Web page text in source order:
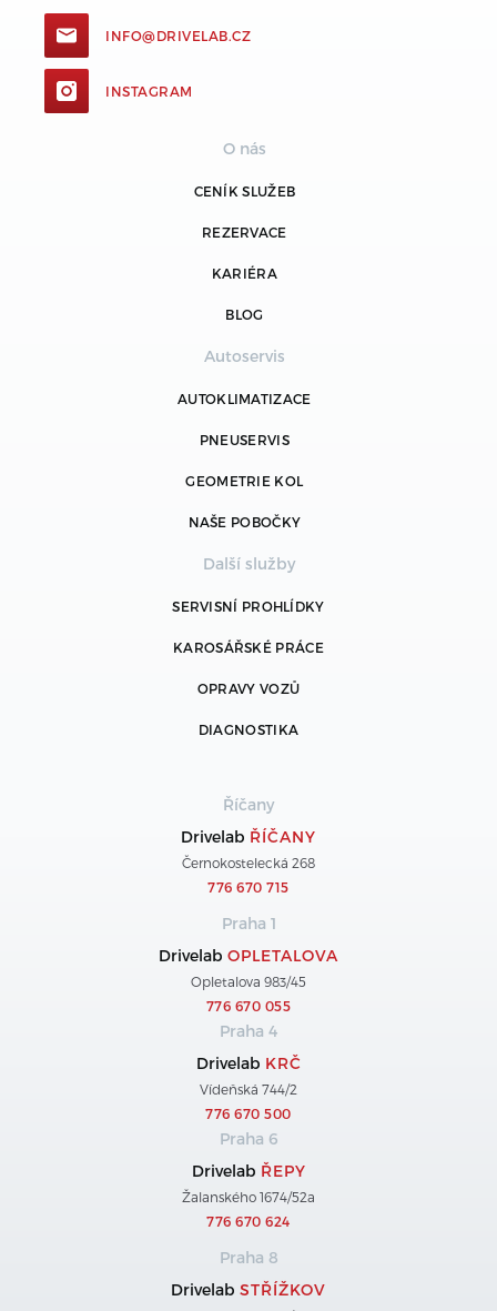
INFO@DRIVELAB.CZ
INSTAGRAM
O nás
CENÍK SLUŽEB
REZERVACE
KARIÉRA
BLOG
Autoservis
AUTOKLIMATIZACE
PNEUSERVIS
GEOMETRIE KOL
NAŠE POBOČKY
Další služby
SERVISNÍ PROHLÍDKY
KAROSÁŘSKÉ PRÁCE
OPRAVY VOZŮ
DIAGNOSTIKA
Říčany
Drivelab ŘÍČANY
Černokostelecká 268
776 670 715
Praha 1
Drivelab OPLETALOVA
Opletalova 983/45
776 670 055
Praha 4
Drivelab KRČ
Vídeňská 744/2
776 670 500
Praha 6
Drivelab ŘEPY
Žalanského 1674/52a
776 670 624
Praha 8
Drivelab STŘÍŽKOV